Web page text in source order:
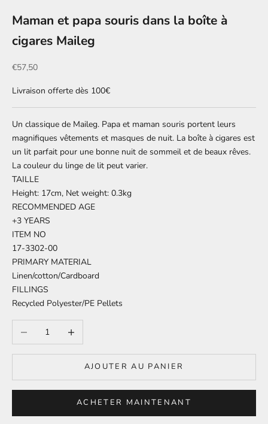
Maman et papa souris dans la boîte à
cigares Maileg
Prix de vente
€57,50
Livraison offerte dès 100€
Un classique de Maileg. Papa et maman souris portent leurs
magnifiques vêtements et masques de nuit. La boîte à cigares est
un lit parfait pour une bonne nuit de sommeil et de beaux rêves.
La couleur du linge de lit peut varier.
TAILLE
Height: 17cm, Net weight: 0.3kg
RECOMMENDED AGE
+3 YEARS
ITEM NO
17-3302-00
PRIMARY MATERIAL
Linen/cotton/Cardboard
FILLINGS
Recycled Polyester/PE Pellets
Diminuer la quantitéAugmenter la quantité
AJOUTER AU PANIER
ACHETER MAINTENANT